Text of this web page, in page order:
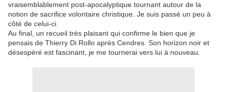
vraisemblablement post-apocalyptique tournant autour de la
notion de sacrifice volontaire christique. Je suis passé un peu à
côté de celui-ci.
Au final, un recueil très plaisant qui confirme le bien que je
pensais de Thierry Di Rollo après Cendres. Son horizon noir et
désespéré est fascinant, je me tournerai vers lui à nouveau.